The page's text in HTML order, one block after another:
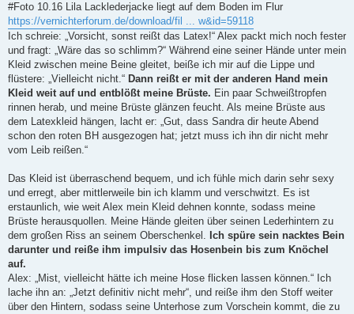
#Foto 10.16 Lila Lacklederjacke liegt auf dem Boden im Flur
https://vernichterforum.de/download/fil ... w&id=59118
Ich schreie: „Vorsicht, sonst reißt das Latex!“ Alex packt mich noch fester
und fragt: „Wäre das so schlimm?“ Während eine seiner Hände unter mein
Kleid zwischen meine Beine gleitet, beiße ich mir auf die Lippe und
flüstere: „Vielleicht nicht.“ Dann reißt er mit der anderen Hand mein
Kleid weit auf und entblößt meine Brüste. Ein paar Schweißtropfen
rinnen herab, und meine Brüste glänzen feucht. Als meine Brüste aus
dem Latexkleid hängen, lacht er: „Gut, dass Sandra dir heute Abend
schon den roten BH ausgezogen hat; jetzt muss ich ihn dir nicht mehr
vom Leib reißen.“
Das Kleid ist überraschend bequem, und ich fühle mich darin sehr sexy
und erregt, aber mittlerweile bin ich klamm und verschwitzt. Es ist
erstaunlich, wie weit Alex mein Kleid dehnen konnte, sodass meine
Brüste herausquollen. Meine Hände gleiten über seinen Lederhintern zu
dem großen Riss an seinem Oberschenkel. Ich spüre sein nacktes Bein
darunter und reiße ihm impulsiv das Hosenbein bis zum Knöchel
auf.
Alex: „Mist, vielleicht hätte ich meine Hose flicken lassen können.“ Ich
lache ihn an: „Jetzt definitiv nicht mehr“, und reiße ihm den Stoff weiter
über den Hintern, sodass seine Unterhose zum Vorschein kommt, die zu